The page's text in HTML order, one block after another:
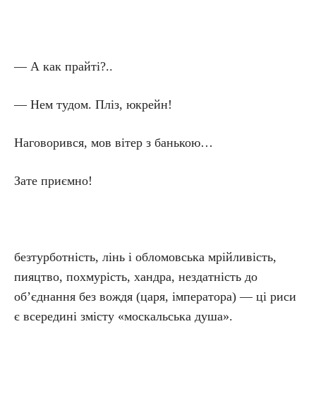
— А как прайті?..
— Нем тудом. Пліз, юкрейн!
Наговорився, мов вітер з банькою…
Зате приємно!
безтурботність, лінь і обломовська мрійливість,
пияцтво, похмурість, хандра, нездатність до
об’єднання без вождя (царя, імператора) — ці риси
є всередині змісту «москальська душа».